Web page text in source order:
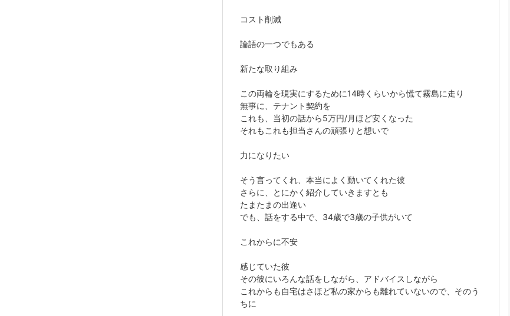
コスト削減
論語の一つでもある
新たな取り組み
この両輪を現実にするために14時くらいから慌て霧島に走り
無事に、テナント契約を
これも、当初の話から5万円/月ほど安くなった
それもこれも担当さんの頑張りと想いで
力になりたい
そう言ってくれ、本当によく動いてくれた彼
さらに、とにかく紹介していきますとも
たまたまの出逢い
でも、話をする中で、34歳で3歳の子供がいて
これからに不安
感じていた彼
その彼にいろんな話をしながら、アドバイスしながら
これからも自宅はさほど私の家からも離れていないので、そのう
ちに